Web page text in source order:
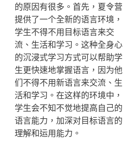
的原因有很多。首先，夏令营
提供了一个全新的语言环境，
学生不得不用目标语言来交
流、生活和学习。这种全身心
的沉浸式学习方式可以帮助学
生更快速地掌握语言，因为他
们不得不用新语言来交流、生
活和学习。在这样的环境中，
学生会不知不觉地提高自己的
语言能力，加深对目标语言的
理解和运用能力。